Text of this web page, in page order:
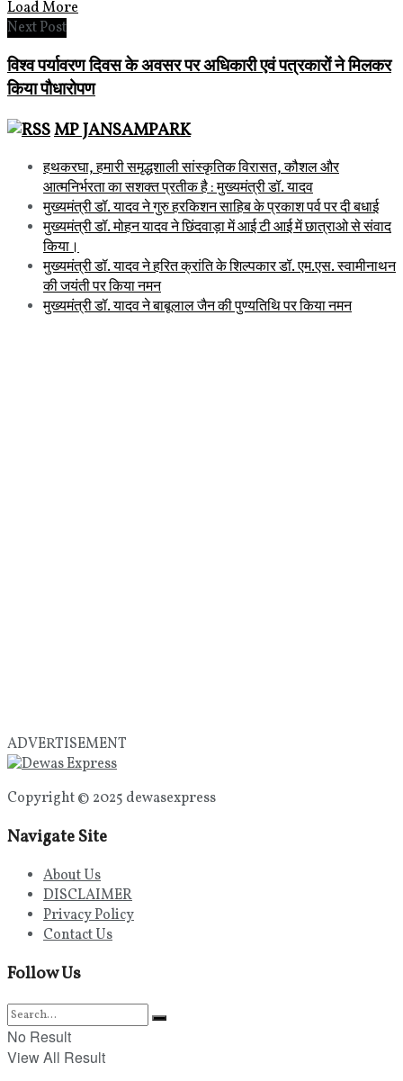
Load More
Next Post
विश्व पर्यावरण दिवस के अवसर पर अधिकारी एवं पत्रकारों ने मिलकर
किया पौधारोपण
MP JANSAMPARK
हथकरघा, हमारी समृद्धशाली सांस्कृतिक विरासत, कौशल और
आत्मनिर्भरता का सशक्त प्रतीक है : मुख्यमंत्री डॉ. यादव
मुख्यमंत्री डॉ. यादव ने गुरु हरकिशन साहिब के प्रकाश पर्व पर दी बधाई
मुख्यमंत्री डॉ. मोहन यादव ने छिंदवाड़ा में आई टी आई में छात्राओ से संवाद
किया।
मुख्यमंत्री डॉ. यादव ने हरित क्रांति के शिल्पकार डॉ. एम.एस. स्वामीनाथन
की जयंती पर किया नमन
मुख्यमंत्री डॉ. यादव ने बाबूलाल जैन की पुण्यतिथि पर किया नमन
ADVERTISEMENT
Copyright © 2025 dewasexpress
Navigate Site
About Us
DISCLAIMER
Privacy Policy
Contact Us
Follow Us
No Result
View All Result